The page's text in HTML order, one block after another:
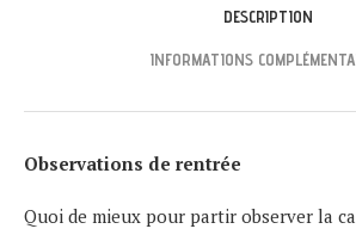
DESCRIPTION
INFORMATIONS
Observations de rentrée
Quoi de mieux pour partir observer la